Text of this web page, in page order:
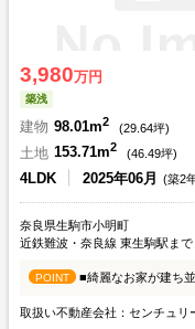
3,980万円
築浅
建物 98.01m2 (29.64坪)
土地 153.71m2 (46.49坪)
4LDK 2025年06月 (築2
奈良県生駒市小明町
近鉄難波・奈良線 東生駒駅ま
POINT ■綺麗なお家が建ち
取扱い不動産会社：センチュリ